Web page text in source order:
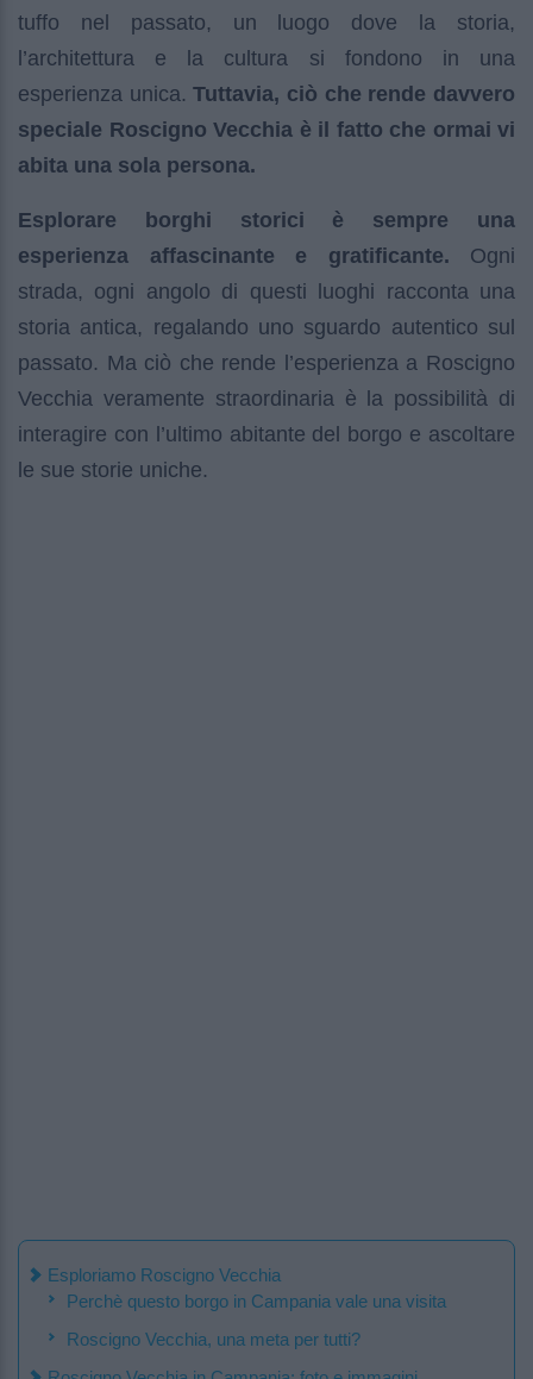
tuffo nel passato, un luogo dove la storia,
l’architettura e la cultura si fondono in una
esperienza unica.Tuttavia, ciò che rende davvero
speciale Roscigno Vecchia è il fatto che ormai vi
abita una sola persona.
Esplorare borghi storici è sempre una
esperienza affascinante e gratificante. Ogni
strada, ogni angolo di questi luoghi racconta una
storia antica, regalando uno sguardo autentico sul
passato. Ma ciò che rende l’esperienza a Roscigno
Vecchia veramente straordinaria è la possibilità di
interagire con l’ultimo abitante del borgo e ascoltare
le sue storie uniche.
Esploriamo Roscigno Vecchia
Perchè questo borgo in Campania vale una visita
Roscigno Vecchia, una meta per tutti?